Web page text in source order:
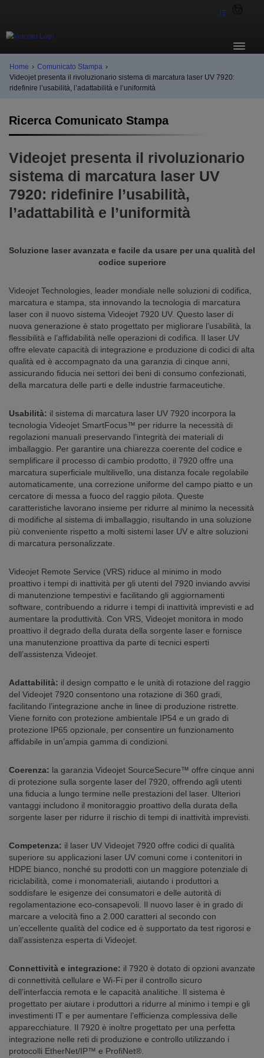
IT
Home › Comunicato Stampa ›
Videojet presenta il rivoluzionario sistema di marcatura laser UV 7920:
ridefinire l’usabilità, l’adattabilità e l’uniformità
Ricerca Comunicato Stampa
Videojet presenta il rivoluzionario
sistema di marcatura laser UV
7920: ridefinire l’usabilità,
l’adattabilità e l’uniformità
Soluzione laser avanzata e facile da usare per una qualità del
codice superiore
Videojet Technologies, leader mondiale nelle soluzioni di codifica,
marcatura e stampa, sta innovando la tecnologia di marcatura
laser con il nuovo sistema Videojet 7920 UV. Questo laser di
nuova generazione è stato progettato per migliorare l’usabilità, la
flessibilità e l’affidabilità nelle operazioni di codifica. Il laser UV
offre elevate capacità di integrazione e produzione di codici di alta
qualità ed è accompagnato da una garanzia di cinque anni,
assicurando fiducia nei settori dei beni di consumo confezionati,
della marcatura delle parti e delle industrie farmaceutiche.
Usabilità: il sistema di marcatura laser UV 7920 incorpora la
tecnologia Videojet SmartFocus™ per ridurre la necessità di
regolazioni manuali preservando l’integrità dei materiali di
imballaggio. Per garantire una chiarezza coerente del codice e
semplificare il processo di cambio prodotto, il 7920 offre una
marcatura superficiale multilivello, una distanza focale regolabile
automaticamente, una correzione uniforme del campo piatto e un
cercatore di messa a fuoco del raggio pilota. Queste
caratteristiche lavorano insieme per ridurre al minimo la necessità
di modifiche al sistema di imballaggio, risultando in una soluzione
più conveniente rispetto a molti sistemi laser UV e altre soluzioni
di marcatura personalizzate.
Videojet Remote Service (VRS) riduce al minimo in modo
proattivo i tempi di inattività per gli utenti del 7920 inviando avvisi
di manutenzione tempestivi e facilitando gli aggiornamenti
software, contribuendo a ridurre i tempi di inattività imprevisti e ad
aumentare la produttività. Con VRS, Videojet monitora in modo
proattivo il degrado della durata della sorgente laser e fornisce
una manutenzione proattiva da parte di tecnici esperti
dell’assistenza Videojet.
Adattabilità: il design compatto e le unità di rotazione del raggio
del Videojet 7920 consentono una rotazione di 360 gradi,
facilitando l’integrazione anche in linee di produzione ristrette.
Viene fornito con protezione ambientale IP54 e un grado di
protezione IP65 opzionale, per consentire un funzionamento
affidabile in un’ampia gamma di condizioni.
Coerenza: la garanzia Videojet SourceSecure™ offre cinque anni
di protezione sulla sorgente laser del 7920, offrendo agli utenti
una fiducia a lungo termine nelle prestazioni del laser. Ulteriori
vantaggi includono il monitoraggio proattivo della durata della
sorgente laser per ridurre il rischio di tempi di inattività imprevisti.
Competenza: il laser UV Videojet 7920 offre codici di qualità
superiore su applicazioni laser UV comuni come i contenitori in
HDPE bianco, nonché su prodotti con un maggiore potenziale di
riciclabilità, come i monomateriali, aiutando i produttori a
soddisfare le esigenze dei consumatori e delle autorità di
regolamentazione eco-consapevoli. Il nuovo laser è in grado di
marcare a velocità fino a 2.000 caratteri al secondo con
un’eccellente qualità del codice ed è supportato da test rigorosi e
dall’assistenza esperta di Videojet.
Connettività e integrazione: il 7920 è dotato di opzioni avanzate
di connettività cellulare e Wi-Fi per il controllo sicuro
dell’interfaccia remota e le capacità analitiche. Il sistema è
progettato per aiutare i produttori a ridurre al minimo i tempi e gli
investimenti IT e per aumentare l’efficienza complessiva delle
apparecchiature. Il 7920 è inoltre progettato per una perfetta
integrazione nelle reti di produzione e controllo utilizzando i
protocolli EtherNet/IP™ e ProfiNet®.